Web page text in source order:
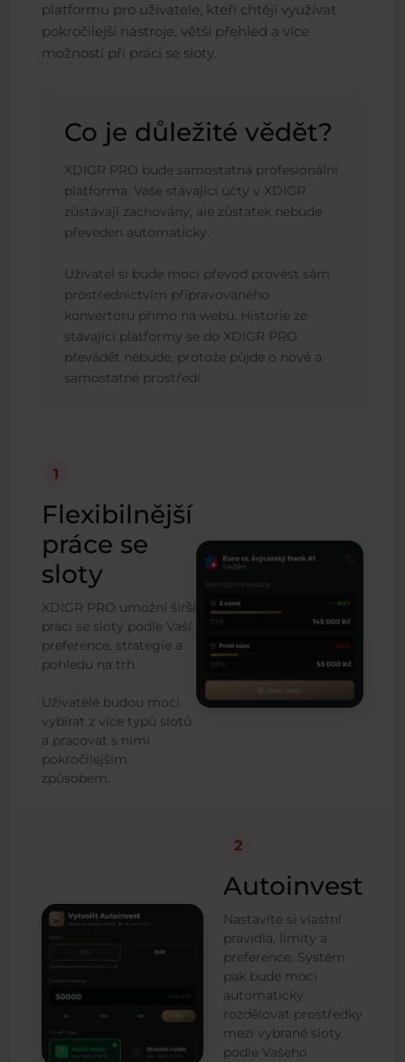
platformu pro uživatele, kteří chtějí využívat
pokročilejší nástroje, větší přehled a více
možností při práci se sloty.
Co je důležité vědět?
XDIGR PRO bude samostatná profesionální
platforma. Vaše stávající účty v XDIGR
zůstávají zachovány, ale zůstatek nebude
převeden automaticky.
Uživatel si bude moci převod provést sám
prostřednictvím připravovaného
konvertoru přímo na webu. Historie ze
stávající platformy se do XDIGR PRO
převádět nebude, protože půjde o nové a
samostatné prostředí.
1
Flexibilnější
práce se
sloty
XDIGR PRO umožní širší
práci se sloty podle Vaší
preference, strategie a
pohledu na trh.
Uživatelé budou moci
vybírat z více typů slotů
a pracovat s nimi
pokročilejším
způsobem.
2
Autoinvest
Nastavíte si vlastní
pravidla, limity a
preference. Systém
pak bude moci
automaticky
rozdělovat prostředky
mezi vybrané sloty
podle Vašeho